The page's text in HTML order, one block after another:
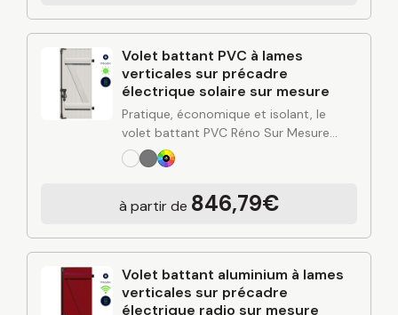
Volet battant PVC à lames
verticales sur précadre
électrique solaire sur mesure
Pratique, économique et isolant, le
volet battant PVC Réno Sur Mesure
combine simplicité d’entretien, bonne
performance thermique et esthétique
l’expertise industrielle de C2R et posé…
à partir de 846,79€
Volet battant aluminium à lames
verticales sur précadre
électrique radio sur mesure